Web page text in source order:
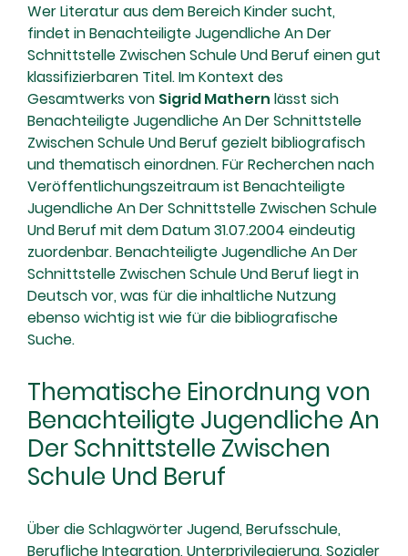
Wer Literatur aus dem Bereich Kinder sucht,
findet in Benachteiligte Jugendliche An Der
Schnittstelle Zwischen Schule Und Beruf einen gut
klassifizierbaren Titel. Im Kontext des
Gesamtwerks von Sigrid Mathern lässt sich
Benachteiligte Jugendliche An Der Schnittstelle
Zwischen Schule Und Beruf gezielt bibliografisch
und thematisch einordnen. Für Recherchen nach
Veröffentlichungszeitraum ist Benachteiligte
Jugendliche An Der Schnittstelle Zwischen Schule
Und Beruf mit dem Datum 31.07.2004 eindeutig
zuordenbar. Benachteiligte Jugendliche An Der
Schnittstelle Zwischen Schule Und Beruf liegt in
Deutsch vor, was für die inhaltliche Nutzung
ebenso wichtig ist wie für die bibliografische
Suche.
Thematische Einordnung von
Benachteiligte Jugendliche An
Der Schnittstelle Zwischen
Schule Und Beruf
Über die Schlagwörter Jugend, Berufsschule,
Berufliche Integration, Unterprivilegierung, Sozialer